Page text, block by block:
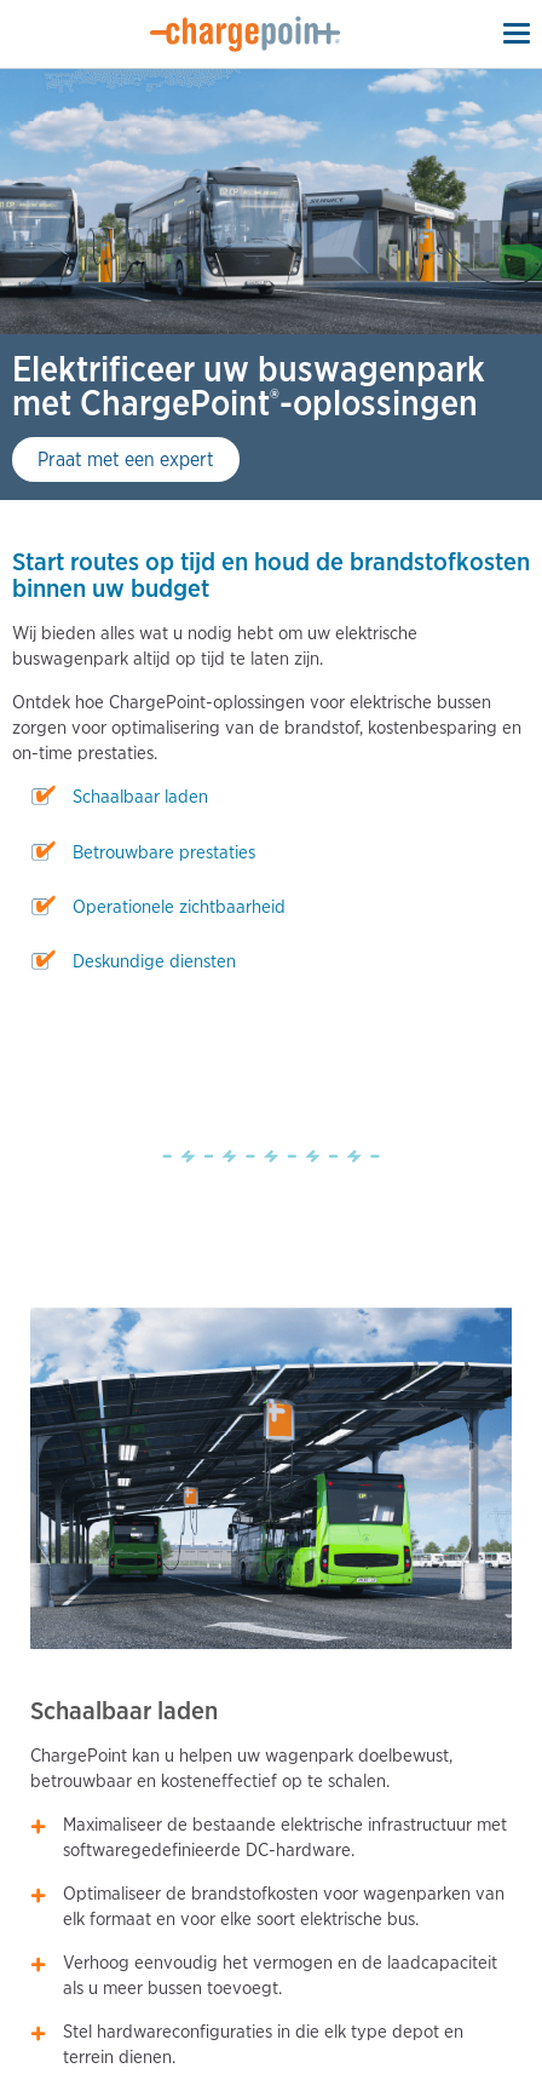
Elektrificeer uw buswagenpark
met ChargePoint®-oplossingen
Praat met een expert
Start routes op tijd en houd de brandstofkosten
binnen uw budget
Wij bieden alles wat u nodig hebt om uw elektrische
buswagenpark altijd op tijd te laten zijn.
Ontdek hoe ChargePoint-oplossingen voor elektrische bussen
zorgen voor optimalisering van de brandstof, kostenbesparing en
on-time prestaties.
Schaalbaar laden
Betrouwbare prestaties
Operationele zichtbaarheid
Deskundige diensten
Schaalbaar laden
ChargePoint kan u helpen uw wagenpark doelbewust,
betrouwbaar en kosteneffectief op te schalen.
Maximaliseer de bestaande elektrische infrastructuur met
softwaregedefinieerde DC-hardware.
Optimaliseer de brandstofkosten voor wagenparken van
elk formaat en voor elke soort elektrische bus.
Verhoog eenvoudig het vermogen en de laadcapaciteit
als u meer bussen toevoegt.
Stel hardwareconfiguraties in die elk type depot en
terrein dienen.